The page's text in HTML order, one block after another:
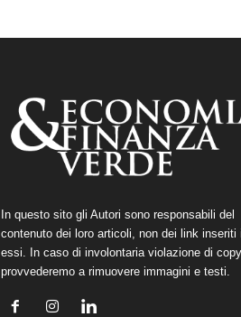
In questo sito gli Autori sono responsabili del
contenuto dei loro articoli, non dei link inseriti
essi. In caso di involontaria violazione di
provvederemo a rimuovere immagini e testi.